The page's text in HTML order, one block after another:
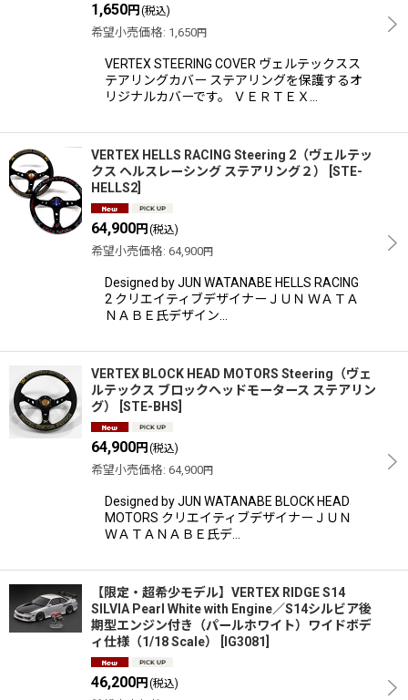
1,650円 (税込)
希望小売価格: 1,650円
VERTEX STEERING COVER ヴェルテックスス
テアリングカバー ステアリングを保護するオ
リジナルカバーです。 ＶＥＲＴＥＸ…
VERTEX HELLS RACING Steering 2（ヴェルテッ
クス ヘルスレーシング ステアリング２）
STE-
HELLS2
64,900円 (税込)
希望小売価格: 64,900円
Designed by JUN WATANABE HELLS RACING
2 クリエイティブデザイナーＪＵＮ ＷＡＴＡ
ＮＡＢＥ氏デザイン…
VERTEX BLOCK HEAD MOTORS Steering（ヴェ
ルテックス ブロックヘッドモータース ステアリン
グ）
STE-BHS
64,900円 (税込)
希望小売価格: 64,900円
Designed by JUN WATANABE BLOCK HEAD
MOTORS クリエイティブデザイナーＪＵＮ
ＷＡＴＡＮＡＢＥ氏デ…
【限定・超希少モデル】VERTEX RIDGE S14
SILVIA Pearl White with Engine／S14シルビア後
期型エンジン付き（パールホワイト）ワイドボデ
ィ仕様（1/18 Scale）
IG3081
46,200円 (税込)